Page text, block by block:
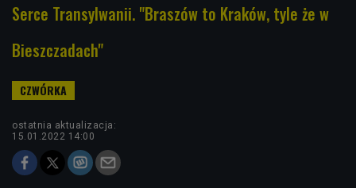
Serce Transylwanii. "Braszów to Kraków, tyle że w
Bieszczadach"
ostatnia aktualizacja:
15.01.2022 14:00